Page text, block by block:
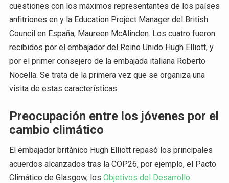
cuestiones con los máximos representantes de los países
anfitriones en y la Education Project Manager del British
Council en España, Maureen McAlinden. Los cuatro fueron
recibidos por el embajador del Reino Unido Hugh Elliott, y
por el primer consejero de la embajada italiana Roberto
Nocella. Se trata de la primera vez que se organiza una
visita de estas características.
Preocupación entre los jóvenes por el
cambio climático
El embajador británico Hugh Elliott repasó los principales
acuerdos alcanzados tras la COP26, por ejemplo, el Pacto
Climático de Glasgow, los Objetivos del Desarrollo